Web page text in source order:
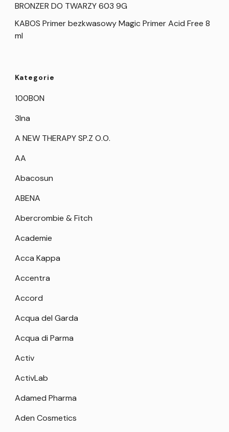
BRONZER DO TWARZY 603 9G
KABOS Primer bezkwasowy Magic Primer Acid Free 8
ml
Kategorie
100BON
3Ina
A NEW THERAPY SP.Z O.O.
AA
Abacosun
ABENA
Abercrombie & Fitch
Academie
Acca Kappa
Accentra
Accord
Acqua del Garda
Acqua di Parma
Activ
ActivLab
Adamed Pharma
Aden Cosmetics